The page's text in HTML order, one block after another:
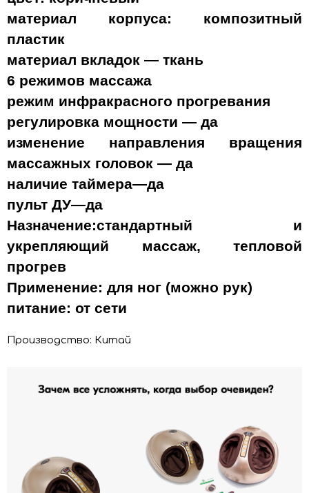
материал корпуса: композитный
пластик
материал вкладок — ткань
6 режимов массажа
режим инфракрасного прогревания
регулировка мощности — да
изменение направления вращения
массажных головок — да
наличие таймера—да
пульт ДУ—да
Назначение:стандартный и
укрепляющий массаж, тепловой
прогрев
Применение: для ног (можно рук)
питание: от сети
Производство: Китай